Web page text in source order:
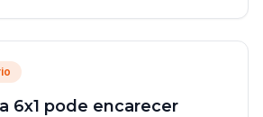
6x1 pode encarecer